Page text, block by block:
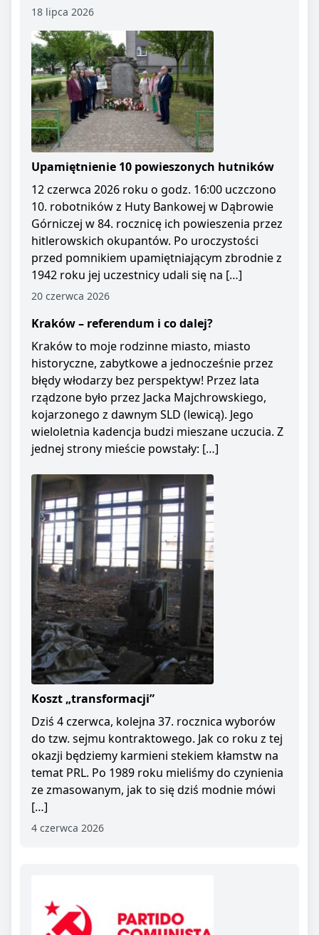
18 lipca 2026
Upamiętnienie 10 powieszonych hutników
12 czerwca 2026 roku o godz. 16:00 uczczono
10. robotników z Huty Bankowej w Dąbrowie
Górniczej w 84. rocznicę ich powieszenia przez
hitlerowskich okupantów. Po uroczystości
przed pomnikiem upamiętniającym zbrodnie z
1942 roku jej uczestnicy udali się na […]
20 czerwca 2026
Kraków – referendum i co dalej?
Kraków to moje rodzinne miasto, miasto
historyczne, zabytkowe a jednocześnie przez
błędy włodarzy bez perspektyw! Przez lata
rządzone było przez Jacka Majchrowskiego,
kojarzonego z dawnym SLD (lewicą). Jego
wieloletnia kadencja budzi mieszane uczucia. Z
jednej strony mieście powstały: […]
Koszt „transformacji”
Dziś 4 czerwca, kolejna 37. rocznica wyborów
do tzw. sejmu kontraktowego. Jak co roku z tej
okazji będziemy karmieni stekiem kłamstw na
temat PRL. Po 1989 roku mieliśmy do czynienia
ze zmasowanym, jak to się dziś modnie mówi
[…]
4 czerwca 2026